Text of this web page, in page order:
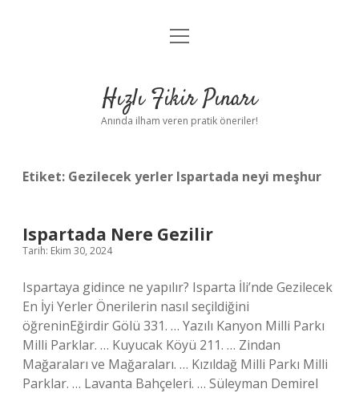
Anasayfa
Yasal Uyarı
menüyü
Hızlı Fikir Pınarı
Anında ilham veren pratik öneriler!
Etiket: Gezilecek yerler Ispartada neyi meşhur
Ispartada Nere Gezilir
Tarih: Ekim 30, 2024
Ispartaya gidince ne yapılır? Isparta İli’nde Gezilecek
En İyi Yerler Önerilerin nasıl seçildiğini
öğreninEğirdir Gölü 331. … Yazılı Kanyon Milli Parkı
Milli Parklar. … Kuyucak Köyü 211. … Zindan
Mağaraları ve Mağaraları. … Kızıldağ Milli Parkı Milli
Parklar. … Lavanta Bahçeleri. … Süleyman Demirel